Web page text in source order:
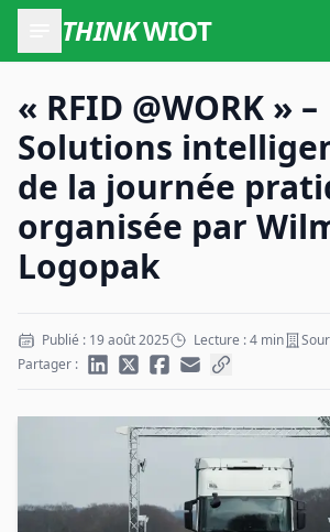
THINKWIOT
« RFID @WORK » –
Solutions
de la journée
organisée par
Logopak
Publié : 19 août 2025 Lecture : 4 min
Partager :